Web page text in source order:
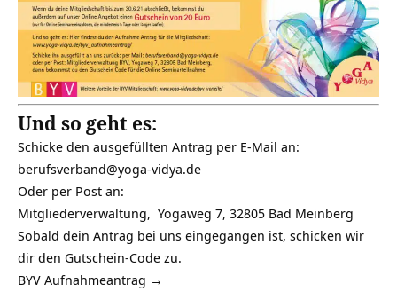
Und so geht es:
Schicke den ausgefüllten Antrag per E-Mail an:
berufsverband@yoga-vidya.de
Oder per Post an:
Mitgliederverwaltung, Yogaweg 7, 32805 Bad Meinberg
Sobald dein Antrag bei uns eingegangen ist, schicken wir
dir den Gutschein-Code zu.
BYV Aufnahmeantrag →